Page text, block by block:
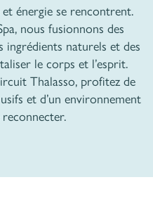
énergie se rencontrent.
nous fusionnons des
ingrédients naturels et des
le corps et l’esprit.
Thalasso, profitez de
et d’un environnement